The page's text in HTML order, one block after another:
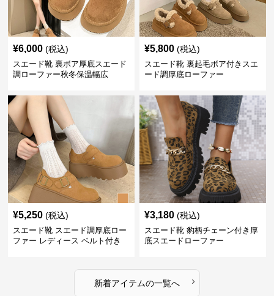
¥6,000 (税込)
スエード靴 裏ボア厚底スエード
調ローファー秋冬保温幅広
¥5,800 (税込)
スエード靴 裏起毛ボア付きスエ
ード調厚底ローファー
¥5,250 (税込)
スエード靴 スエード調厚底ロー
ファー レディース ベルト付き
¥3,180 (税込)
スエード靴 豹柄チェーン付き厚
底スエードローファー
新着アイテムの一覧へ ›